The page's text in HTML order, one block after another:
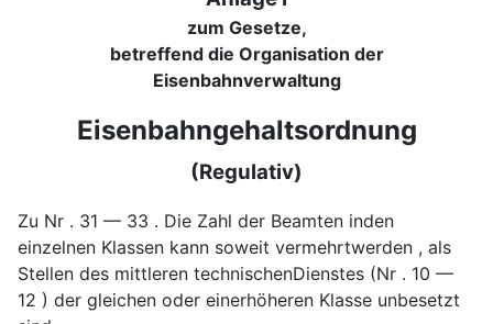
zum Gesetze,
betreffend die Organisation der
Eisenbahnverwaltung
Eisenbahngehaltsordnung
(Regulativ)
Zu Nr . 31 — 33 . Die Zahl der Beamten inden
einzelnen Klassen kann soweit vermehrtwerden , als
Stellen des mittleren technischenDienstes (Nr . 10 —
12 ) der gleichen oder einerhöheren Klasse unbesetzt